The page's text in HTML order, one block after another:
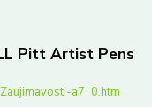
Pitt Artist Pens
a7_0.htm